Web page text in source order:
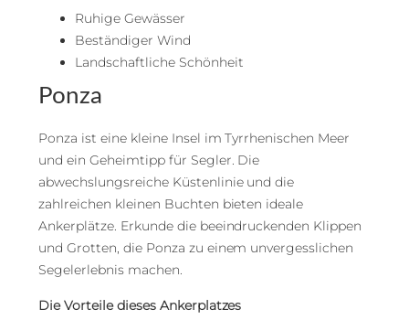
Ruhige Gewässer
Beständiger Wind
Landschaftliche Schönheit
Ponza
Ponza ist eine kleine Insel im Tyrrhenischen Meer
und ein Geheimtipp für Segler. Die
abwechslungsreiche Küstenlinie und die
zahlreichen kleinen Buchten bieten ideale
Ankerplätze. Erkunde die beeindruckenden Klippen
und Grotten, die Ponza zu einem unvergesslichen
Segelerlebnis machen.
Die Vorteile dieses Ankerplatzes